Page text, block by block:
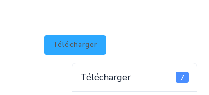
Télécharger
Télécharger 7